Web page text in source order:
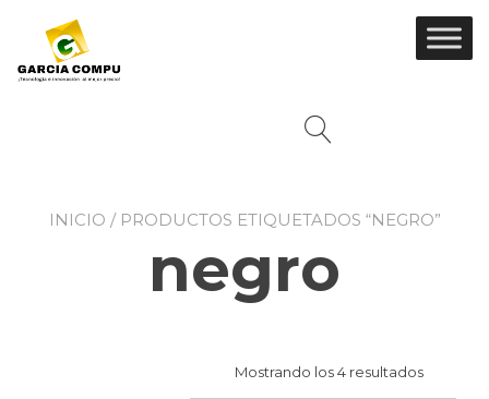
contenido
INICIO / PRODUCTOS ETIQUETADOS “NEGRO”
negro
Mostrando los 4 resultados